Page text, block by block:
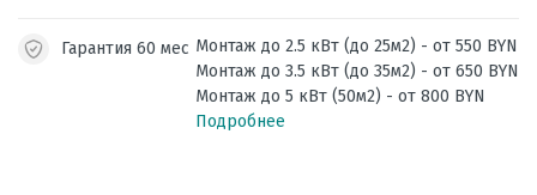
Гарантия 60 мес Монтаж до 2.5 кВт (до 25м2) - от 550 BYN
Монтаж до 3.5 кВт (до 35м2) - от 650 BYN
Монтаж до 5 кВт (50м2) - от 800 BYN
Подробнее